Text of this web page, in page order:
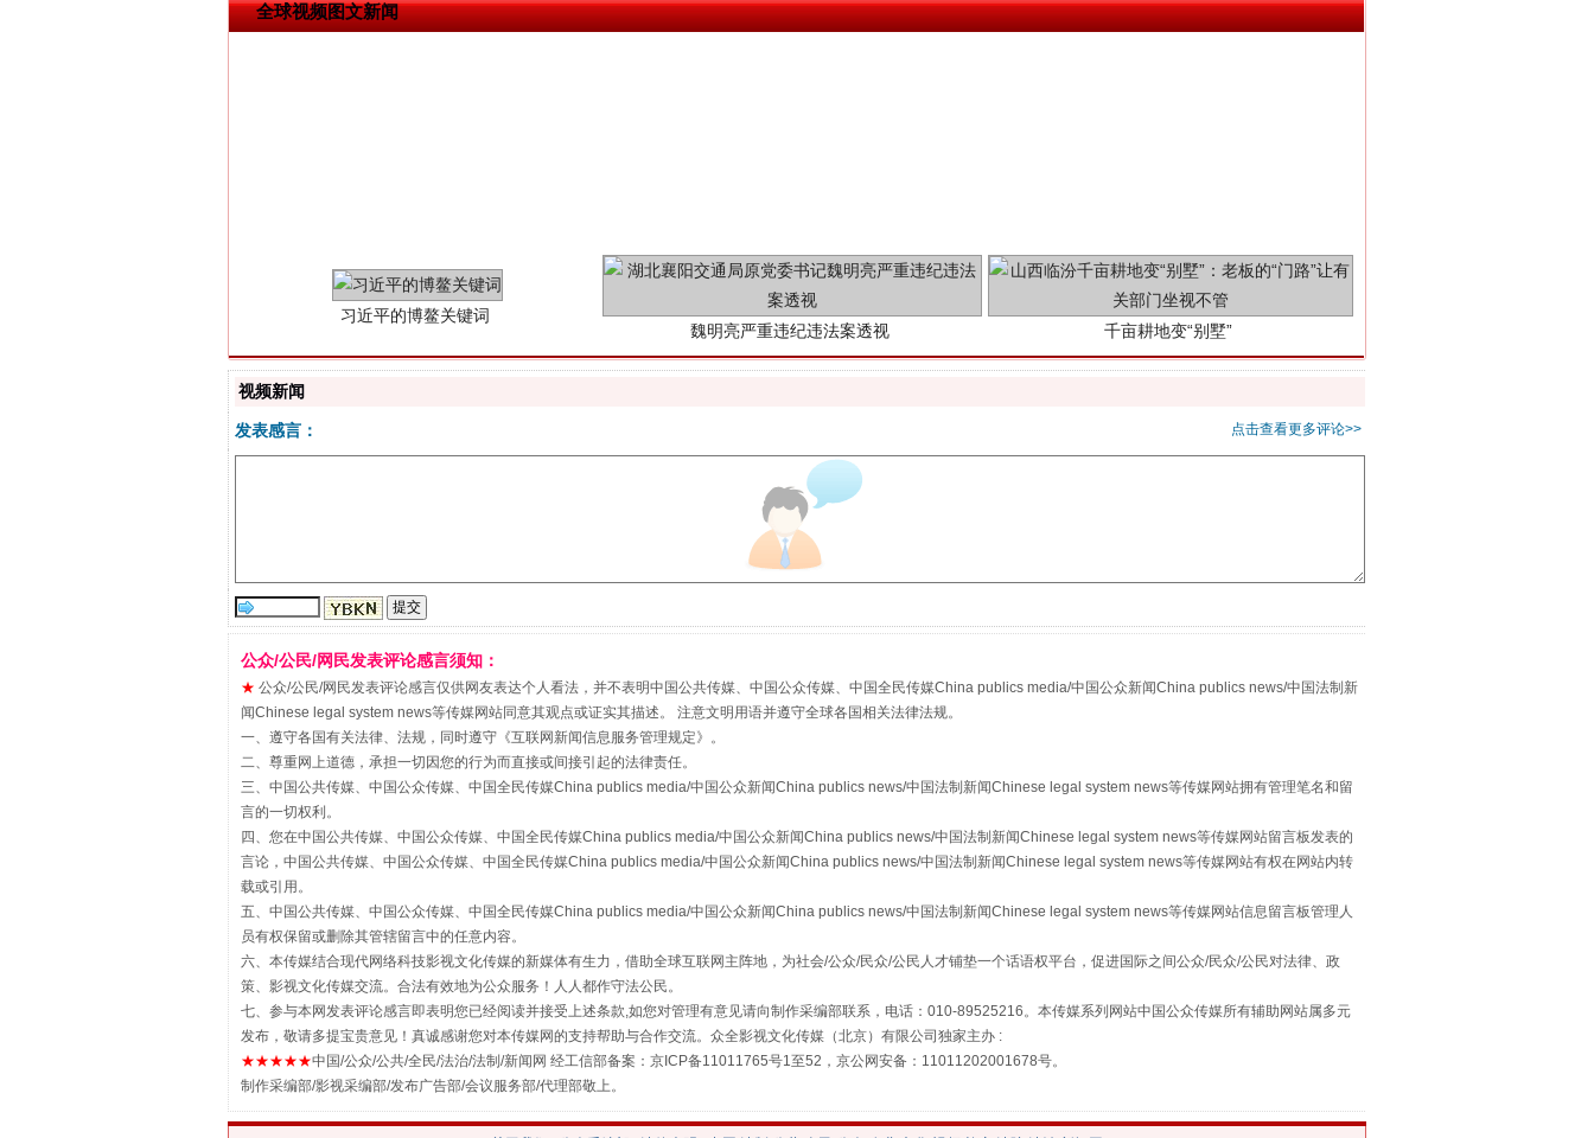
全球视频图文新闻
生物安全法正式实施
揭批美国五大"原罪" "炒鞋教程"里的骗局 习近平的“航天情”
解纷+调解+退费，一次搞定
珠宝鉴定乱象
重拳出击！专项整治午间酒驾
视频新闻
点击查看更多评论>>
发表感言：
公众/公民/网民发表评论感言须知：
★ 公众/公民/网民发表评论感言仅供网友表达个人看法，并不表明中国公共传媒、中国公众传媒、中国全民传媒China publics media/中国公众新闻China publics news/中国法制新
闻Chinese legal system news等传媒网站同意其观点或证实其描述。 注意文明用语并遵守全球各国相关法律法规。
一、遵守各国有关法律、法规，同时遵守《互联网新闻信息服务管理规定》。
二、尊重网上道德，承担一切因您的行为而直接或间接引起的法律责任。
三、中国公共传媒、中国公众传媒、中国全民传媒China publics media/中国公众新闻China publics news/中国法制新闻Chinese legal system news等传媒网站拥有管理笔名和留
言的一切权利。
四、您在中国公共传媒、中国公众传媒、中国全民传媒China publics media/中国公众新闻China publics news/中国法制新闻Chinese legal system news等传媒网站留言板发表的
言论，中国公共传媒、中国公众传媒、中国全民传媒China publics media/中国公众新闻China publics news/中国法制新闻Chinese legal system news等传媒网站有权在网站内转
载或引用。
五、中国公共传媒、中国公众传媒、中国全民传媒China publics media/中国公众新闻China publics news/中国法制新闻Chinese legal system news等传媒网站信息留言板管理人
员有权保留或删除其管辖留言中的任意内容。
六、本传媒结合现代网络科技影视文化传媒的新媒体有生力，借助全球互联网主阵地，为社会/公众/民众/公民人才铺垫一个话语权平台，促进国际之间公众/民众/公民对法律、政
策、影视文化传媒交流。合法有效地为公众服务！人人都作守法公民。
七、参与本网发表评论感言即表明您已经阅读并接受上述条款,如您对管理有意见请向制作采编部联系，电话：010-89525216。本传媒系列网站中国公众传媒所有辅助网站属多元
发布，敬请多提宝贵意见！真诚感谢您对本传媒网的支持帮助与合作交流。众全影视文化传媒（北京）有限公司独家主办 :
★★★★★中国/公众/公共/全民/法治/法制/新闻网 经工信部备案：京ICP备11011765号1至52，京公网安备：11011202001678号。
制作采编部/影视采编部/发布广告部/会议服务部/代理部敬上。